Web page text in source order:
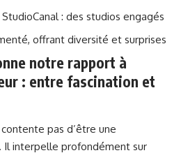
: des studios engagés
offrant diversité et surprises
notre rapport à
: entre fascination et
pas d’être une
Il interpelle profondément sur